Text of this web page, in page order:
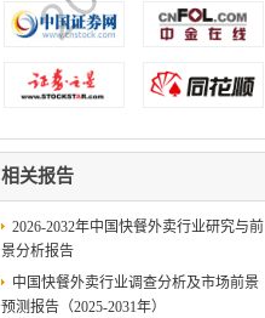
相关报告
2026-2032年中国快餐外卖行业研究与前
景分析报告
中国快餐外卖行业调查分析及市场前景
预测报告（2025-2031年）